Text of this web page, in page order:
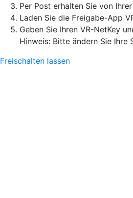
Per Post erhalten Sie von
Laden Sie die Freigabe-App
Geben Sie Ihren VR-NetKey
Hinweis: Bitte ändern Sie Ihre
Freischalten lassen